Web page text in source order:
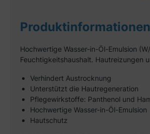
Hochwertige Wasser-in-Öl-Emulsion
Feuchtigkeitshaushalt. Hautreizungen
Verhindert Austrocknung
Unterstützt die Hautregeneration
Pflegewirkstoffe: Panthenol und
Hochwertige Wasser-in-Öl-Emulsion
Hautschutz